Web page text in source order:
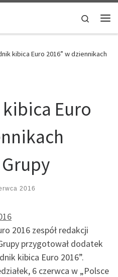
Search
kibica Euro 2016” w dziennikach
Euro
2016
2016 zespół redakcji
przygotował dodatek
kibica Euro 2016”.
6 czerwca w „Polsce